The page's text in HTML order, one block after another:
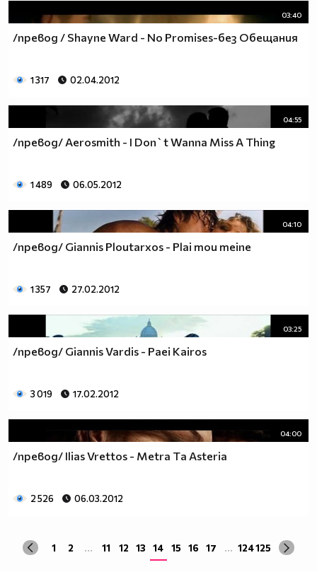
03:40
/превод / Shayne Ward - No Promises-без Обещания
1 317 02.04.2012
04:55
/превод/ Aerosmith - I Don`t Wanna Miss A Thing
1 489 06.05.2012
04:10
/превод/ Giannis Ploutarxos - Plai mou meine
1 357 27.02.2012
03:25
/превод/ Giannis Vardis - Paei Kairos
3 019 17.02.2012
04:00
/превод/ Ilias Vrettos - Metra Tа Asteria
2 526 06.03.2012
1 2 ... 11 12 13 14 15 16 17 ... 124125